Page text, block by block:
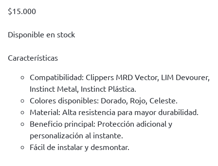
$15.000
Disponible en stock
Características
Compatibilidad: Clippers MRD Vector, LIM Devourer,
Instinct Metal, Instinct Plástica.
Colores disponibles: Dorado, Rojo, Celeste.
Material: Alta resistencia para mayor durabilidad.
Beneficio principal: Protección adicional y
personalización al instante.
Fácil de instalar y desmontar.